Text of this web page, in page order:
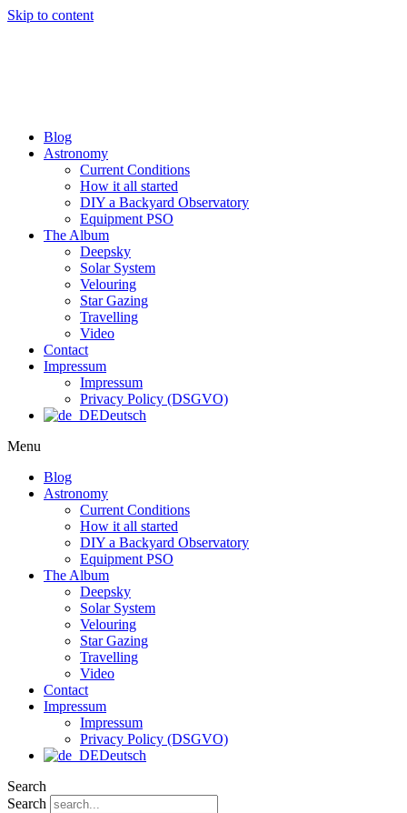
Skip to content
Blog
Astronomy
Current Conditions
How it all started
DIY a Backyard Observatory
Equipment PSO
The Album
Deepsky
Solar System
Velouring
Star Gazing
Travelling
Video
Contact
Impressum
Impressum
Privacy Policy (DSGVO)
Deutsch
Menu
Blog
Astronomy
Current Conditions
How it all started
DIY a Backyard Observatory
Equipment PSO
The Album
Deepsky
Solar System
Velouring
Star Gazing
Travelling
Video
Contact
Impressum
Impressum
Privacy Policy (DSGVO)
Deutsch
Search
Search